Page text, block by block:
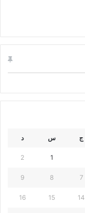
ج س د
1
2
7
8
9
14
15
16